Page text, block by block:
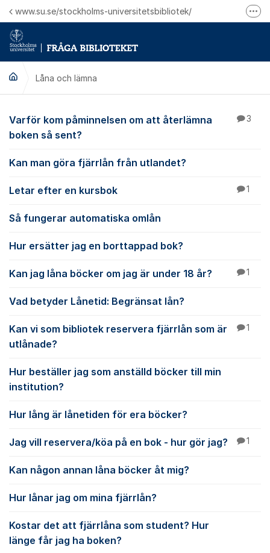
Hoppa till innehåll
www.su.se/stockholms-universitetsbibliotek/
Låna och lämna
Låna och lämna
Varför kom påminnelsen om att återlämna
boken så sent?
3
Kan man göra fjärrlån från utlandet?
Letar efter en kursbok 1
Så fungerar automatiska omlån
Hur ersätter jag en borttappad bok?
Kan jag låna böcker om jag är under 18 år? 1
Vad betyder Lånetid: Begränsat lån?
Kan vi som bibliotek reservera fjärrlån som är
utlånade?
1
Hur beställer jag som anställd böcker till min
institution?
Hur lång är lånetiden för era böcker?
Jag vill reservera/köa på en bok - hur gör jag? 1
Kan någon annan låna böcker åt mig?
Hur lånar jag om mina fjärrlån?
Kostar det att fjärrlåna som student? Hur
länge får jag ha boken?